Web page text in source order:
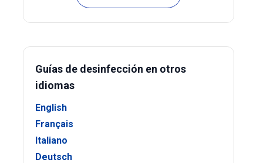
Guías de desinfección en otros
idiomas
English
Français
Italiano
Deutsch